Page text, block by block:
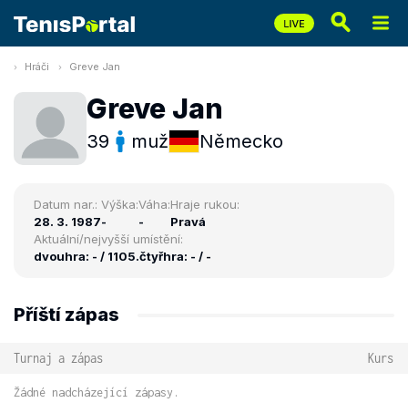
Hráči Greve Jan
Greve Jan
39 muž Německo
Datum nar.:
28. 3. 1987
Výška:
-
Váha:
-
Hraje rukou:
Pravá
Aktuální/nejvyšší umístění:
dvouhra: - / 1105.čtyřhra: - / -
Příští zápas
Turnaj a zápas Kurs
Žádné nadcházející zápasy.